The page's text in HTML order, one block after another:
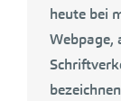
heute bei
Webpage,